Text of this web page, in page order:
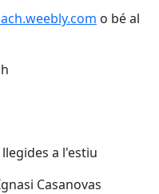
o bé al
a l'estiu
Casanovas